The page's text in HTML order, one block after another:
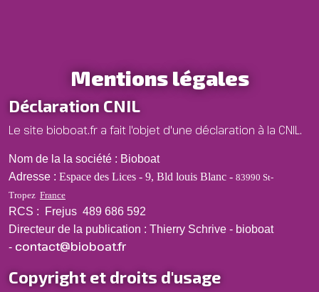
Mentions légales
Déclaration CNIL
Le site bioboat.fr a fait l'objet d'une déclaration à la CNIL.
Nom de la la société : Bioboat
Adresse : Espace des Lices - 9, Bld louis Blanc - 83990 St-
Tropez France
RCS : Frejus 489 686 592
Directeur de la publication : Thierry Schrive - bioboat
- contact@bioboat.fr
Copyright et droits d'usage